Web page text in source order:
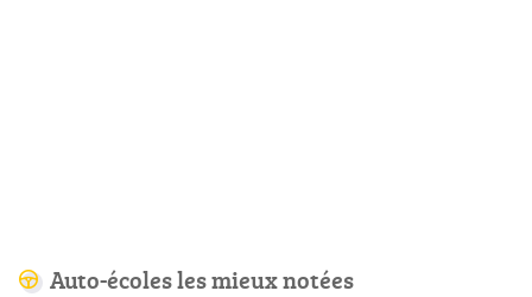
Auto-écoles les mieux notées